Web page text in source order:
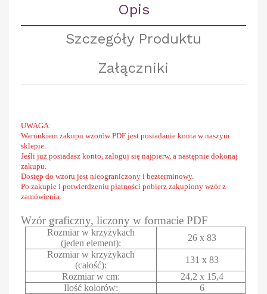
Opis
Szczegóły Produktu
Załączniki
UWAGA:
Warunkiem zakupu wzorów PDF jest posiadanie konta w naszym
sklepie.
Jeśli już posiadasz konto, zaloguj się najpierw, a następnie dokonaj
zakupu.
Dostęp do wzoru jest nieograniczony i bezterminowy.
Po zakupie i potwierdzeniu płatności pobierz zakupiony wzór z
zamówienia.
Wzór graficzny, liczony w formacie PDF
Rozmiar w krzyżykach
(jeden element):
26 x 83
Rozmiar w krzyżykach
(całość):
131 x 83
Rozmiar w cm:
24,2 x 15,4
Ilość kolorów:
6